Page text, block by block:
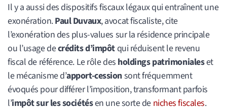
Il y a aussi des dispositifs fiscaux légaux qui entraînent une
exonération.Paul Duvaux, avocat fiscaliste, cite
l’exonération des plus-values sur la résidence principale
ou l’usage decrédits d’impôtqui réduisent le revenu
fiscal de référence. Le rôle des holdings patrimonialeset
le mécanisme d’apport-cessionsont fréquemment
évoqués pour différer l’imposition, transformant parfois
l’impôt sur les sociétésen une sorte de niches fiscales.